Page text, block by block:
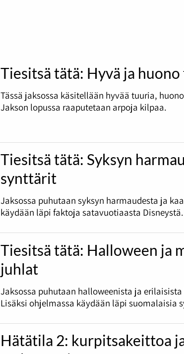
Tiesitsä tätä: Hyvä ja
Tässä jaksossa käsitellään hyvää tuuria,
Jakson lopussa raaputetaan arpoja kilpaa.
Tiesitsä tätä: Syksyn
synttärit
Jaksossa puhutaan syksyn harmaudesta ja
käydään läpi faktoja satavuotiaasta Disneystä.
Tiesitsä tätä: Halloween ja
juhlat
Jaksossa puhutaan halloweenista ja
Lisäksi ohjelmassa käydään läpi suomalaisia
Hätätila 2: kurpitsakeittoa